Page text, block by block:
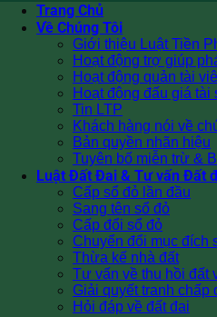
Trang Chủ
Về Chúng Tôi
Giới thiệu Luật Tiền
Hoạt động trợ giúp
Hoạt động quản tài
Hoạt động đấu giá tài
Tin LTP
Khách hàng nói về
Bản quyền nhãn hiệu
Tuyên bố miễn trừ &
Luật Đất Đai & Tư vấn Đất
Cấp sổ đỏ lần đầu
Sang tên sổ đỏ
Cấp đổi sổ đỏ
Chuyển đổi mục đích
Thừa kế nhà đất
Tư vấn về thu hồi đất
Giải quyết tranh chấp
Hỏi đáp về đất đai